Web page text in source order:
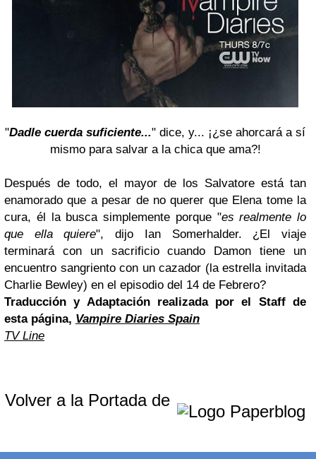
"Dadle cuerda suficiente..." dice, y... ¡¿se ahorcará a sí
mismo para salvar a la chica que ama?!
Después de todo, el mayor de los Salvatore está tan
enamorado que a pesar de no querer que Elena tome la
cura, él la busca simplemente porque "es realmente lo
que ella quiere",dijo Ian Somerhalder. ¿El viaje
terminará con un sacrificio
cuando Damon tiene
un
encuentro sangriento con un cazador (la estrella invitada
Charlie Bewley) en el episodio del 14 de Febrero?
Traducción y Adaptación realizada por el Staff de
esta página, Vampire Diaries Spain
TV Line
Volver a la Portada de